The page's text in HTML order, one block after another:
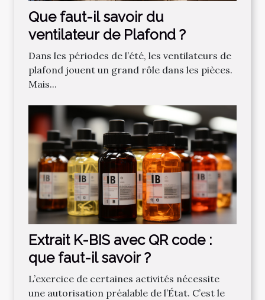
Que faut-il savoir du
ventilateur de Plafond ?
Dans les périodes de l’été, les ventilateurs de
plafond jouent un grand rôle dans les pièces.
Mais...
Extrait K-BIS avec QR code :
que faut-il savoir ?
L’exercice de certaines activités nécessite
une autorisation préalable de l’État. C’est le